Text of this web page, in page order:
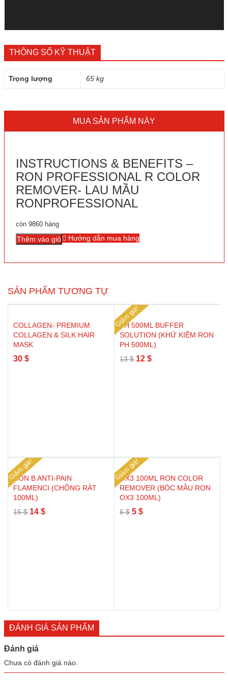
THÔNG SỐ KỸ THUẬT
Trọng lượng 65 kg
MUA SẢN PHẨM NÀY
INSTRUCTIONS & BENEFITS –
RON PROFESSIONAL R COLOR
REMOVER- LAU MẦU
RONPROFESSIONAL
còn 9860 hàng
Thêm vào giỏ Hướng dẫn mua hàng
SẢN PHẨM TƯƠNG TỰ
COLLAGEN- PREMIUM
COLLAGEN & SILK HAIR
MASK
30 $
Giảm giá!
PH 500ML BUFFER
SOLUTION (KHỬ KIỀM RON
PH 500ML)
13$ Giá
12 $Giá
Giảm giá!
RON B ANTI-PAIN
FLAMENCI (CHỐNG RÁT
100ML)
15$ Giá
14 $Giá
Giảm giá!
OX3 100ML RON COLOR
REMOVER (BÓC MẦU RON
OX3 100ML)
6$ Giá
5 $Giá
ĐÁNH GIÁ SẢN PHẨM
Đánh giá
Chưa có đánh giá nào.